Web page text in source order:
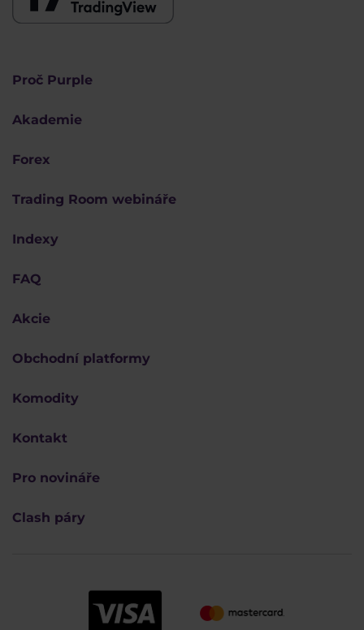
Proč Purple
Akademie
Forex
Trading Room webináře
Indexy
FAQ
Akcie
Obchodní platformy
Komodity
Kontakt
Pro novináře
Clash páry